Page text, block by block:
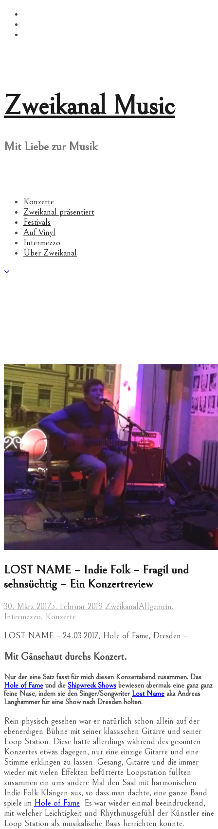
Springe
zum
Inhalt
Zweikanal Music
Mit Liebe zur Musik
Konzerte
Zweikanal präsentiert
Festivals
Auf Vinyl
Intermezzo
Über Zweikanal
LOST NAME – Indie Folk – Fragil und
sehnsüchtig – Ein Konzertreview
30. März 20175. Februar 2019 ZweikanalAllgemein,
Intermezzo, Konzerte
LOST NAME – 24.03.2017, Hole of Fame, Dresden –
Mit Gänsehaut durchs Konzert.
Nur der eine Satz fasst für mich diesen Konzertabend zusammen. Das
Hole of Fameund die Shipwreck Shows bewiesen abermals eine ganz ganz
feine Nase, indem sie den Singer/Songwriter Lost Name aka Andreas
Langhammer für eine Show nach Dresden holten.
Rein physisch gesehen war er natürlich schon allein auf der
ebenerdigen Bühne mit seiner klassischen Gitarre und seiner
Loop Station. Diese hatte allerdings während des gesamten
Konzertes etwas dagegen, nur eine einzige Gitarre und eine
Stimme erklingen zu lassen. Gesang, Gitarre und die immer
wieder mit vielen Effekten befütterte Loopstation füllten
zusammen ein ums andere Mal den Saal mit harmonischen
Indie-Folk Klängen aus, so dass man dachte, eine ganze Band
spiele im Hole of Fame. Es war wieder einmal beeindruckend,
mit welcher Leichtigkeit und Rhythmusgefühl der Künstler eine
Loop Station als musikalische Basis herrichten konnte.